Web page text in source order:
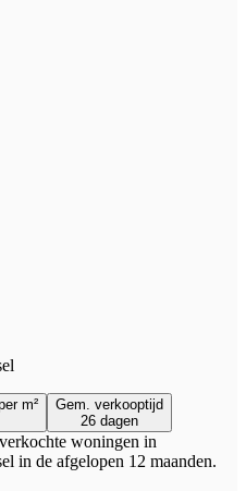
m²
Gem. verkooptijd
26 dagen
woningen in
in de afgelopen 12 maanden.